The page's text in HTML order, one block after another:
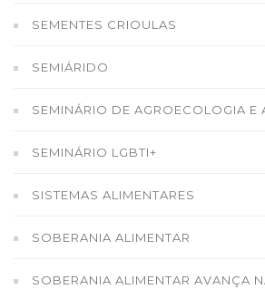
SEMENTES CRIOULAS
SEMIÁRIDO
SEMINÁRIO DE AGROECOLOGIA E
SEMINÁRIO LGBTI+
SISTEMAS ALIMENTARES
SOBERANIA ALIMENTAR
SOBERANIA ALIMENTAR AVANÇA